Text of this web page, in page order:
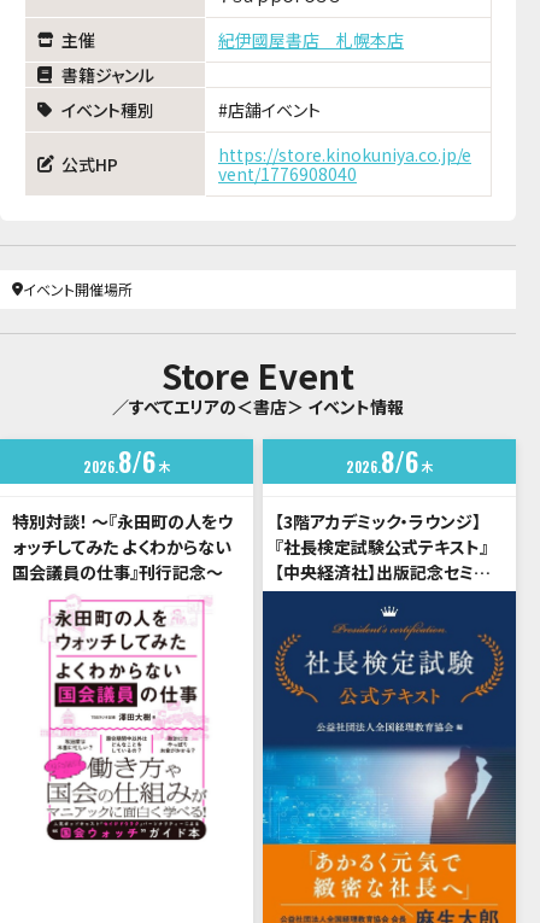
主催
紀伊國屋書店 札幌本店
書籍ジャンル
イベント種別
店舗イベント
公式HP
https://store.kinokuniya.co.jp/e
vent/1776908040
イベント開催場所
Store Event
／すべてエリアの＜書店＞ イベント情報
20268 6 木
特別対談！ ～『永田町の人をウ
ォッチしてみた よくわからない
国会議員の仕事』刊行記念～
2026 8 6 木
【3階アカデミック・ラウンジ】
『社長検定試験公式テキスト』
【中央経済社】出版記念セミナ
ー 「女性社長の凸凹起業ストー
リー～それでも起業は面白い！
～」